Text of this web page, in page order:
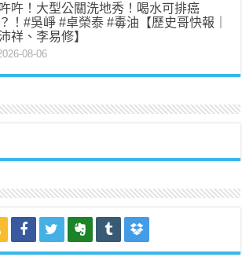
吘！大型公關洗地秀！喝水可排癌
！#吳崢 #卓榮泰 #毒油【歷史哥快報｜
祥、李易修】
08-06